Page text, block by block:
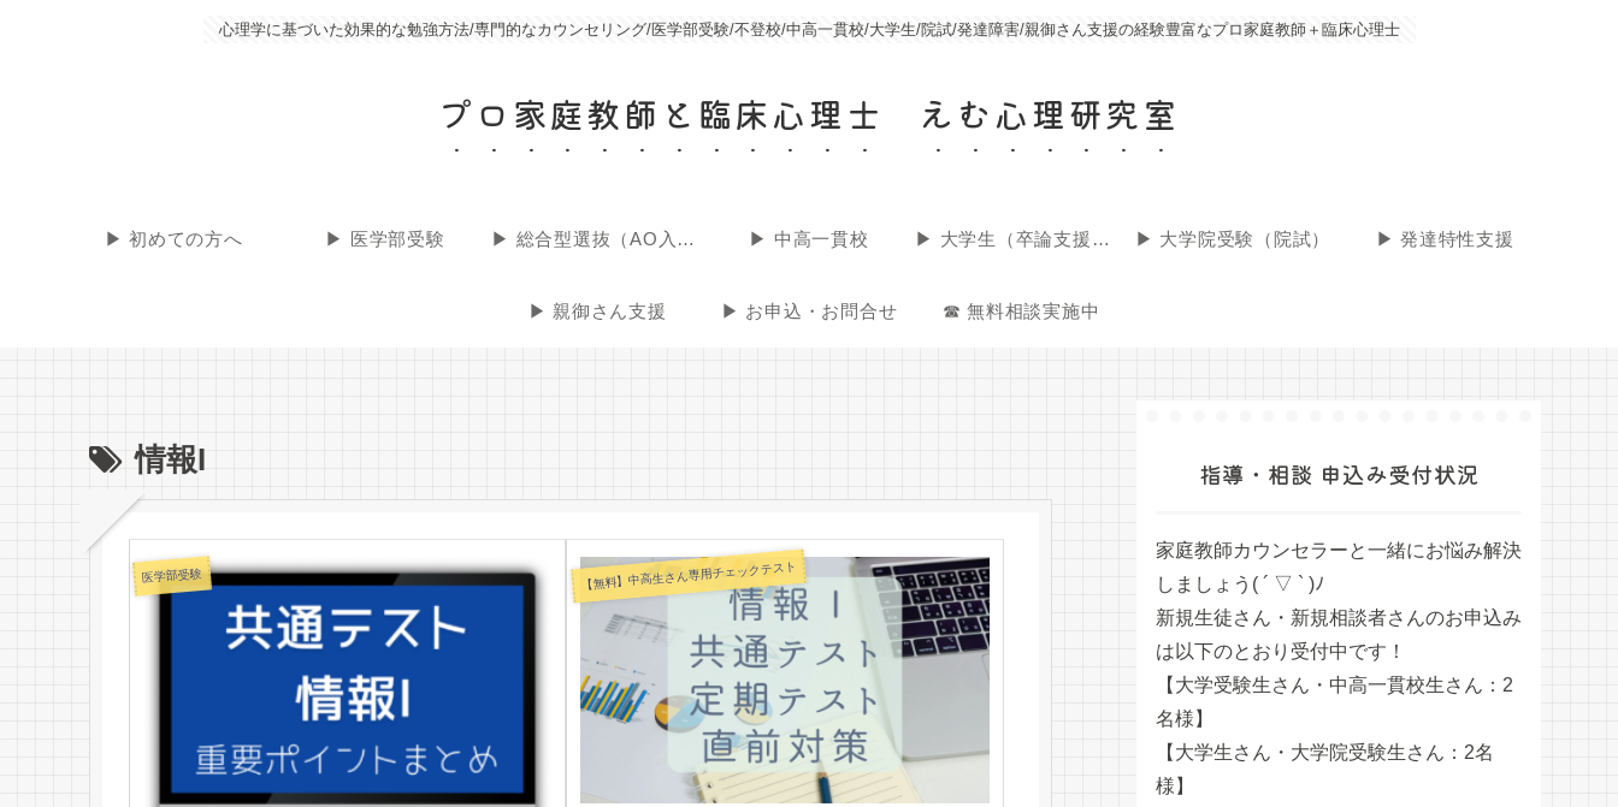
心理学に基づいた効果的な勉強方法/専門的なカウンセリング/医学部受験/不登校/中高一貫校/大学生/院試/発達障害/親御さん支援の経験豊富なプロ家庭教師＋臨床心理士
プロ家庭教師と臨床心理士 えむ心理研究室
▶︎ 初めての方へ ▶︎ 医学部受験 ▶︎ 総合型選抜（AO入試） ▶︎ 中高一貫校 ▶︎ 大学生（卒論支援・コミュニケーションコーチング） ▶︎ 大学院受験（院試） ▶︎ 発達特性支援
▶︎ 親御さん支援 ▶︎ お申込・お問合せ ☎ 無料相談実施中
情報I
医学部受験 【無料】中高生さん専用チェックテスト
指導・相談 申込み受付状況
家庭教師カウンセラーと一緒にお悩み解決
しましょう( ´ ▽ ` )ﾉ
新規生徒さん・新規相談者さんのお申込み
は以下のとおり受付中です！
【大学受験生さん・中高一貫校生さん：2
名様】
【大学生さん・大学院受験生さん：2名
様】